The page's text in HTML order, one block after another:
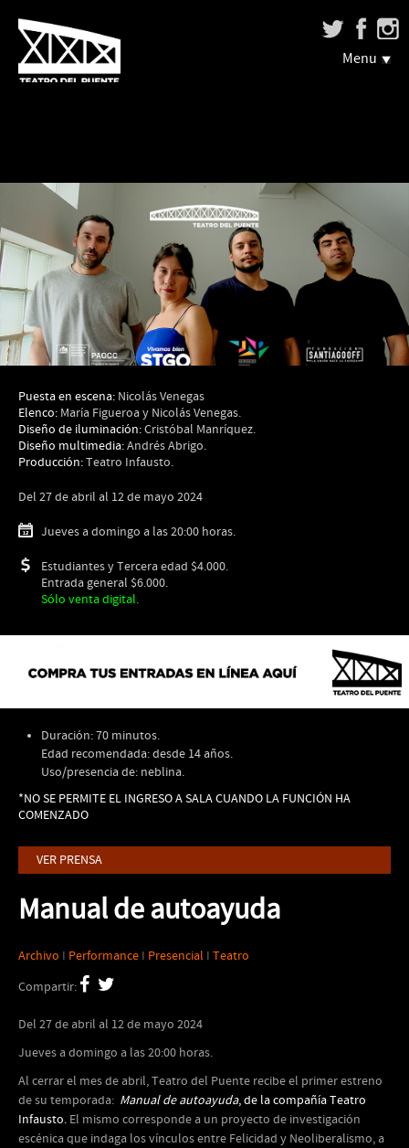
Menu
Puesta en escena: Nicolás Venegas
Elenco: María Figueroa y Nicolás Venegas.
Diseño de iluminación:Cristóbal Manríquez.
Diseño multimedia:Andrés Abrigo.
Producción:Teatro Infausto.
Del 27 de abril al 12 de mayo 2024
Jueves a domingo a las 20:00 horas.
Estudiantes y Tercera edad $4.000.
Entrada general $6.000.
Sólo venta digital.
Duración: 70 minutos.
Edad recomendada: desde 14 años.
Uso/presencia de: neblina.
*NO SE PERMITE EL INGRESO A SALA CUANDO LA FUNCIÓN HA
COMENZADO
VER PRENSA
Manual de autoayuda
Archivo I Performance I Presencial I Teatro
Compartir:
Del 27 de abril al 12 de mayo 2024
Jueves a domingo a las 20:00 horas.
Al cerrar el mes de abril, Teatro del Puente recibe el primer estreno
de su temporada: Manual de autoayuda, de la compañía Teatro
Infausto. El mismo corresponde a un proyecto de investigación
escénica que indaga los vínculos entre Felicidad y Neoliberalismo, a